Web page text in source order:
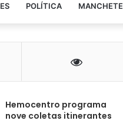
POLÍTICA MANCHETE
Hemocentro programa
nove coletas itinerantes